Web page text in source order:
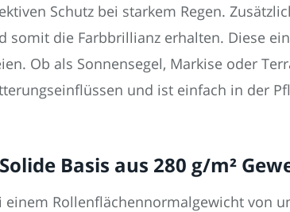
Schutz bei starkem Regen.
somit die Farbbrillianz erhalten. Diese
Ob als Sonnensegel, Markise oder
und ist einfach in der
Solide Basis aus 280 g/m²
einem Rollenflächennormalgewicht von